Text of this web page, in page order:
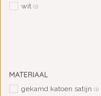
wit (1)
MATERIAAL
gekamd katoen satijn (1)